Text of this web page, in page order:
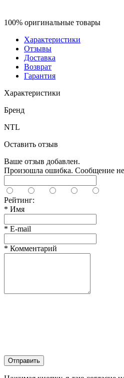
100% оригинальные товары
Характеристики
Отзывы
Доставка
Возврат
Гарантия
Характеристики
Бренд
NTL
Оставить отзыв
Ваше отзыв добавлен.
Произошла ошибка. Сообщение не
Рейтинг:
* Имя
* E-mail
* Комментарий
Отправить